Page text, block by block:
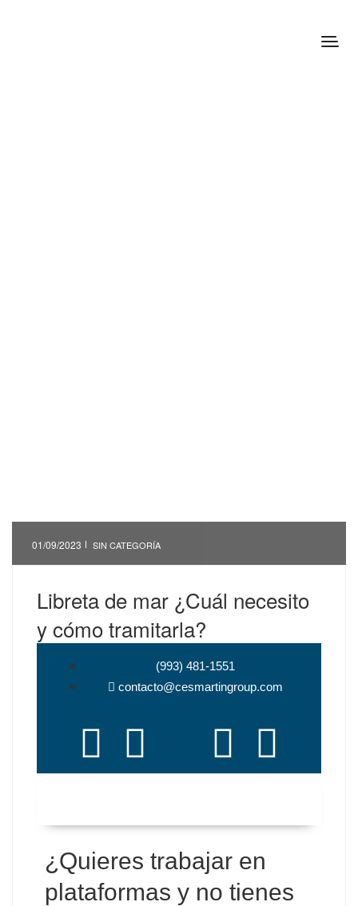
01/09/2023 SIN CATEGORÍA
Libreta de mar ¿Cuál necesito
y cómo tramitarla?
(993) 481-1551
contacto@cesmartingroup.com
¿Quieres trabajar en
plataformas y no tienes